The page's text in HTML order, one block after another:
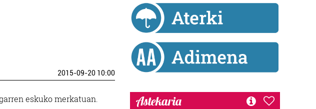
2015-09-20 10:00
eskuko merkatuan. Astekaria